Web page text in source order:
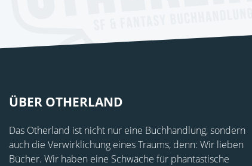
ÜBER OTHERLAND
Das Otherland ist nicht nur eine Buchhandlung, sondern
auch die Verwirklichung eines Traums, denn: Wir lieben
Bücher. Wir haben eine Schwäche für phantastische